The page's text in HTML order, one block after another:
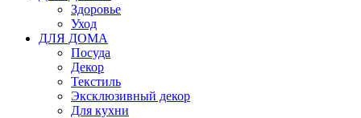
Здоровье
Уход
ДЛЯ ДОМА
Посуда
Декор
Текстиль
Эксклюзивный декор
Для кухни